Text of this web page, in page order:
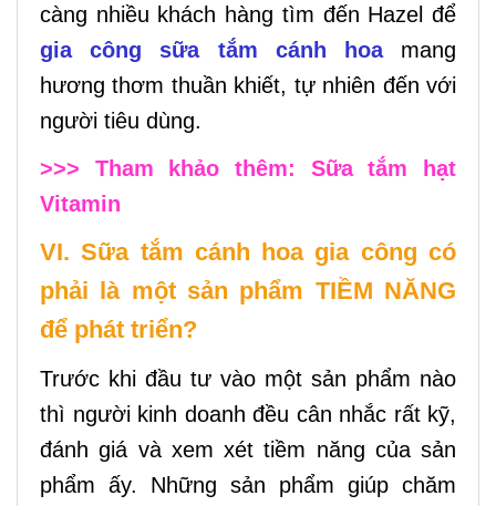
càng nhiều khách hàng tìm đến Hazel để
gia công sữa tắm cánh hoamang
hương thơm thuần khiết, tự nhiên đến với
người tiêu dùng.
>>> Tham khảo thêm: Sữa tắm hạt
Vitamin
VI. Sữa tắm cánh hoa gia công có
phải là một sản phẩm TIỀM NĂNG
để phát triển?
Trước khi đầu tư vào một sản phẩm nào
thì người kinh doanh đều cân nhắc rất kỹ,
đánh giá và xem xét tiềm năng của sản
phẩm ấy. Những sản phẩm giúp chăm